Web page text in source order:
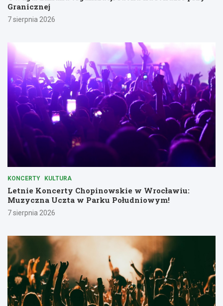
Granicznej
7 sierpnia 2026
KONCERTY KULTURA
Letnie Koncerty Chopinowskie w Wrocławiu:
Muzyczna Uczta w Parku Południowym!
7 sierpnia 2026